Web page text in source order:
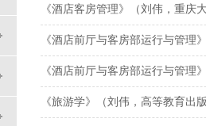
《酒店客房管理》（刘伟，重庆
《酒店前厅与客房部运行与管理
《酒店前厅与客房部运行与管理
《旅游学》（刘伟，高等教育出